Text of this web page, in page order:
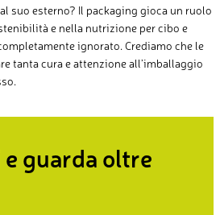
al suo esterno? Il packaging gioca un ruolo
e nella nutrizione percibo e
ignorato. Crediamo che le
tantacura e attenzione all’imballaggio
.
guarda oltre